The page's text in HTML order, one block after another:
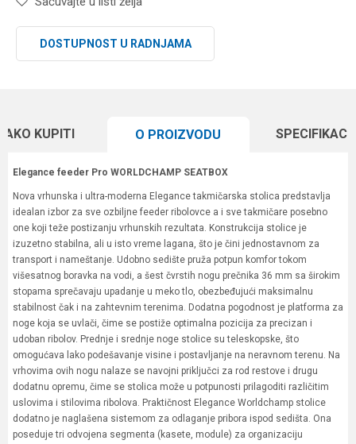
DOSTUPNOST U RADNJAMA
KUPITI O PROIZVODU
Elegance feeder Pro WORLDCHAMP SEATBOX
Nova vrhunska i ultra-moderna Elegance takmičarska stolica predstavlja
idealan izbor za sve ozbiljne feeder ribolovce a i sve takmičare posebno
one koji teže postizanju vrhunskih rezultata. Konstrukcija stolice je
izuzetno stabilna, ali u isto vreme lagana, što je čini jednostavnom za
transport i nameštanje. Udobno sedište pruža potpun komfor tokom
višesatnog boravka na vodi, a šest čvrstih nogu prečnika 36 mm sa širokim
stopama sprečavaju upadanje u meko tlo, obezbeđujući maksimalnu
stabilnost čak i na zahtevnim terenima. Dodatna pogodnost je platforma za
noge koja se uvlači, čime se postiže optimalna pozicija za precizan i
udoban ribolov. Prednje i srednje noge stolice su teleskopske, što
omogućava lako podešavanje visine i postavljanje na neravnom terenu. Na
vrhovima ovih nogu nalaze se navojni priključci za rod restove i drugu
dodatnu opremu, čime se stolica može u potpunosti prilagoditi različitim
uslovima i stilovima ribolova. Praktičnost Elegance Worldchamp stolice
dodatno je naglašena sistemom za odlaganje pribora ispod sedišta. Ona
poseduje tri odvojena segmenta (kasete, module) za organizaciju